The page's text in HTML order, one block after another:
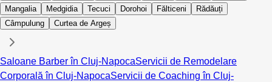
Mangalia
Medgidia Tecuci Dorohoi Fălticeni
Rădăuți
Câmpulung
Curtea de Argeș
Saloane Barber în Cluj-NapocaServicii de Remodelare
Corporală în Cluj-NapocaServicii de Coaching în Cluj-